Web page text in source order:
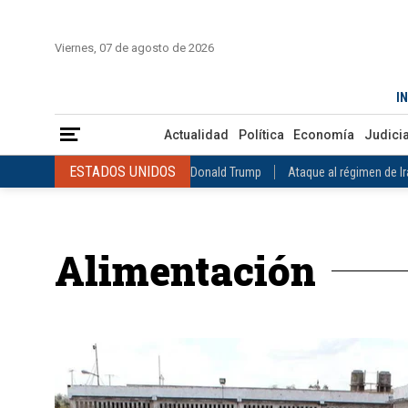
Viernes, 07 de agosto de 2026
Actualidad Política Economía Judicial
ESTADOS UNIDOS Donald Trump Ataque al régimen de
VENEZUELA Juicio contra Maduro Terremoto en
ESTADOS UNIDOS
INTERNACIONAL Raúl Castro José Luis Rodríguez Zapatero
COLOMBIA Elecciones Presidenciales en Colombia Gustavo
Alimentación